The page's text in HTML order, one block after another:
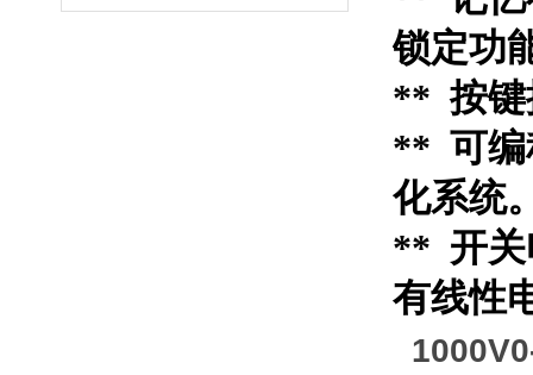
锁定功
** 按键
** 可编
化系统
** 开关
有线性